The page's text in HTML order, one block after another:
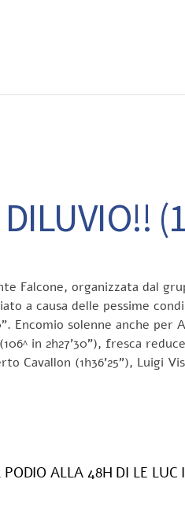
Falcone, organizzata dal
a causa delle pessime
Encomio solenne anche per
in 2h27’30”), fresca
(1h36’25”), Luigi
ALLA 48H DI LE LUC